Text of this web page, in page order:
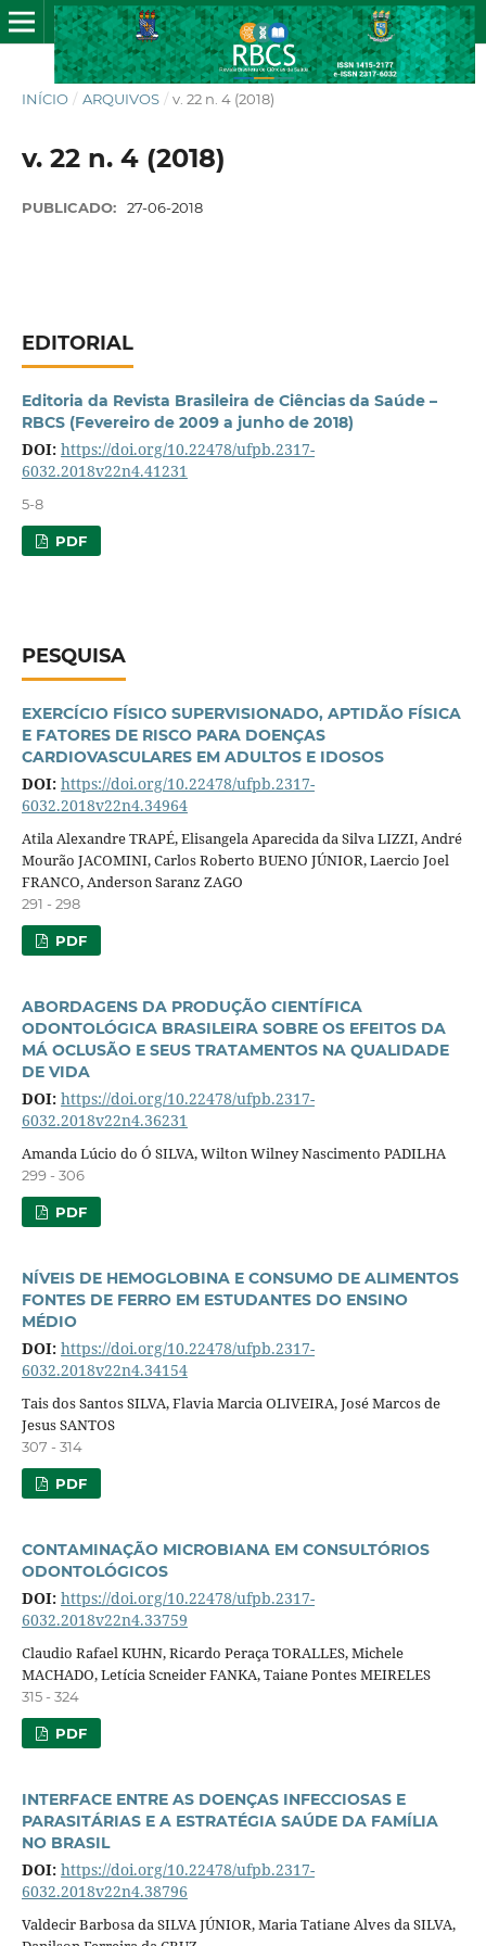
INÍCIO / ARQUIVOS / v. 22 n. 4 (2018)
v. 22 n. 4 (2018)
PUBLICADO: 27-06-2018
EDITORIAL
Editoria da Revista Brasileira de Ciências da Saúde –
RBCS (Fevereiro de 2009 a junho de 2018)
DOI: https://doi.org/10.22478/ufpb.2317-
6032.2018v22n4.41231
5-8
PDF
PESQUISA
EXERCÍCIO FÍSICO SUPERVISIONADO, APTIDÃO FÍSICA
E FATORES DE RISCO PARA DOENÇAS
CARDIOVASCULARES EM ADULTOS E IDOSOS
DOI: https://doi.org/10.22478/ufpb.2317-
6032.2018v22n4.34964
Atila Alexandre TRAPÉ, Elisangela Aparecida da Silva LIZZI, André
Mourão JACOMINI, Carlos Roberto BUENO JÚNIOR, Laercio Joel
FRANCO, Anderson Saranz ZAGO
291 - 298
PDF
ABORDAGENS DA PRODUÇÃO CIENTÍFICA
ODONTOLÓGICA BRASILEIRA SOBRE OS EFEITOS DA
MÁ OCLUSÃO E SEUS TRATAMENTOS NA QUALIDADE
DE VIDA
DOI: https://doi.org/10.22478/ufpb.2317-
6032.2018v22n4.36231
Amanda Lúcio do Ó SILVA, Wilton Wilney Nascimento PADILHA
299 - 306
PDF
NÍVEIS DE HEMOGLOBINA E CONSUMO DE ALIMENTOS
FONTES DE FERRO EM ESTUDANTES DO ENSINO
MÉDIO
DOI: https://doi.org/10.22478/ufpb.2317-
6032.2018v22n4.34154
Tais dos Santos SILVA, Flavia Marcia OLIVEIRA, José Marcos de
Jesus SANTOS
307 - 314
PDF
CONTAMINAÇÃO MICROBIANA EM CONSULTÓRIOS
ODONTOLÓGICOS
DOI: https://doi.org/10.22478/ufpb.2317-
6032.2018v22n4.33759
Claudio Rafael KUHN, Ricardo Peraça TORALLES, Michele
MACHADO, Letícia Scneider FANKA, Taiane Pontes MEIRELES
315 - 324
PDF
INTERFACE ENTRE AS DOENÇAS INFECCIOSAS E
PARASITÁRIAS E A ESTRATÉGIA SAÚDE DA FAMÍLIA
NO BRASIL
DOI: https://doi.org/10.22478/ufpb.2317-
6032.2018v22n4.38796
Valdecir Barbosa da SILVA JÚNIOR, Maria Tatiane Alves da SILVA,